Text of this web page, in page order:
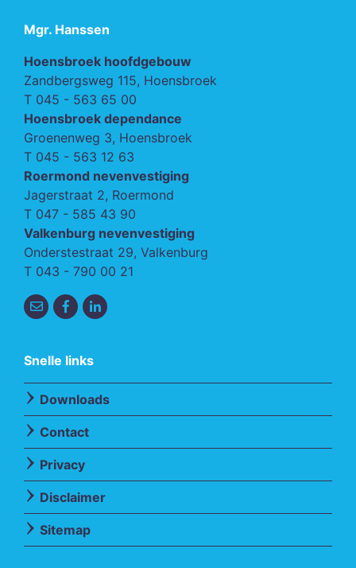
Mgr. Hanssen
Hoensbroek hoofdgebouw
Zandbergsweg 115, Hoensbroek
T 045 - 563 65 00
Hoensbroek dependance
Groenenweg 3, Hoensbroek
T 045 - 563 12 63
Roermond nevenvestiging
Jagerstraat 2, Roermond
T 047 - 585 43 90
Valkenburg nevenvestiging
Onderstestraat 29, Valkenburg
T 043 - 790 00 21
Snelle links
Downloads
Contact
Privacy
Disclaimer
Sitemap